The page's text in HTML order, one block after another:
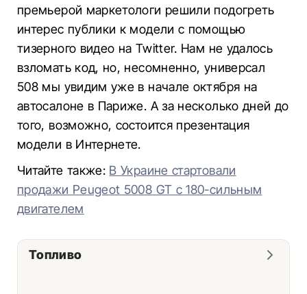
премьерой маркетологи решили подогреть
интерес публики к модели с помощью
тизерного видео на Twitter. Нам не удалось
взломать код, но, несомненно, универсал
508 мы увидим уже в начале октября на
автосалоне в Париже. А за несколько дней до
того, возможно, состоится презентация
модели в Интернете.
Читайте также: В Украине стартовали
продажи Peugeot 5008 GT с 180-сильным
двигателем
Топливо